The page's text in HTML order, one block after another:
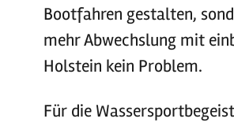
Bootfahren gestalten,
mehr Abwechslung mit
Holstein kein Problem.
Für die